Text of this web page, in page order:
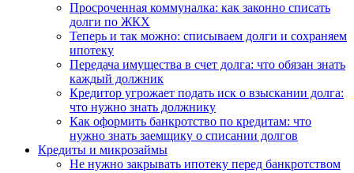
Просроченная коммуналка: как законно списать
долги по ЖКХ
Теперь и так можно: списываем долги и сохраняем
ипотеку
Передача имущества в счет долга: что обязан знать
каждый должник
Кредитор угрожает подать иск о взыскании долга:
что нужно знать должнику
Как оформить банкротство по кредитам: что
нужно знать заемщику о списании долгов
Кредиты и микрозаймы
Не нужно закрывать ипотеку перед банкротством